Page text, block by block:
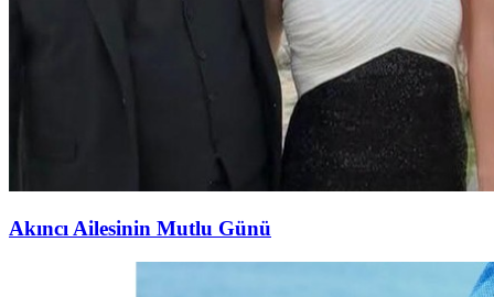
Akıncı Ailesinin Mutlu Günü